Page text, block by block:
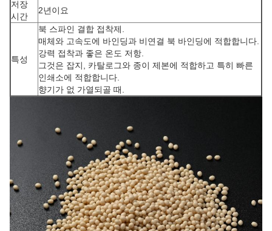
저장
시간
2년이요
특성
북 스파인 결합 접착제.
매체와 고속도에 바인딩과 비연결 북 바인딩에 적합합니다.
강력 접착과 좋은 온도 저항.
그것은 잡지, 카탈로그와 종이 제본에 적합하고 특히 빠른
인쇄소에 적합합니다.
향기가 없 가열되골 때.